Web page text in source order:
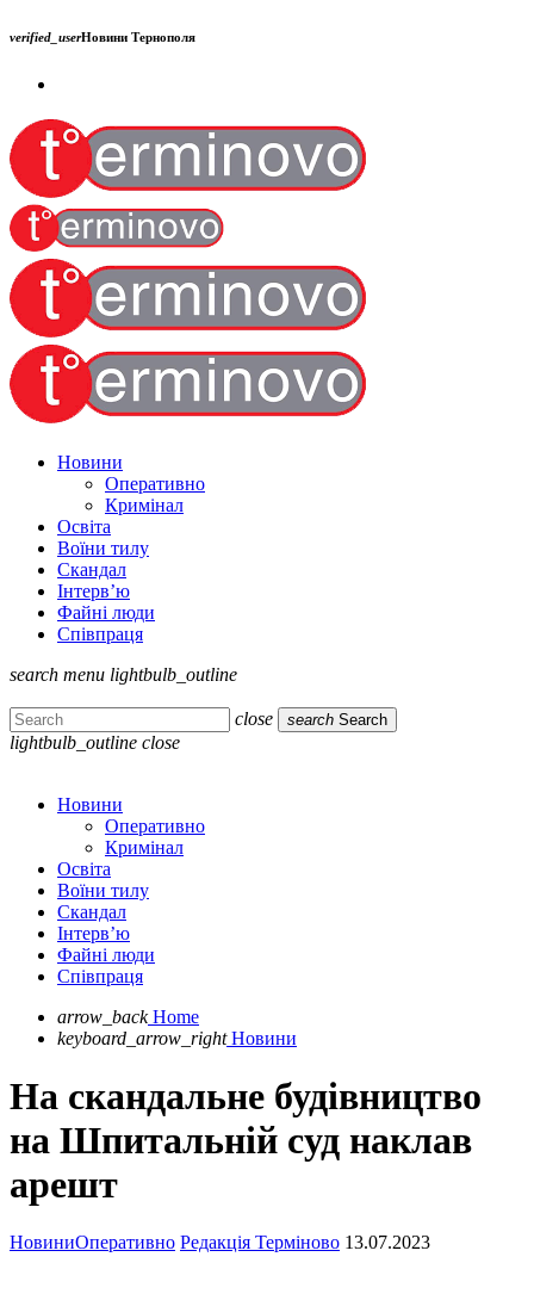
verified_userНовини Тернополя
Новини
Оперативно
Кримінал
Освіта
Воїни тилу
Скандал
Інтерв’ю
Файні люди
Співпраця
search menu lightbulb_outline
close search Search
lightbulb_outline close
Новини
Оперативно
Кримінал
Освіта
Воїни тилу
Скандал
Інтерв’ю
Файні люди
Співпраця
arrow_back Home
keyboard_arrow_right Новини
На скандальне будівництво
на Шпитальній суд наклав
арешт
НовиниОперативно Редакція Терміново 13.07.2023